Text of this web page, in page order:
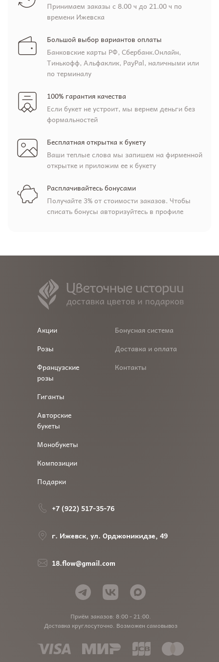
Принимаем заказы с 8.00 ч до 21.00 ч по
времени Ижевска
Большой выбор вариантов оплаты
Банковские карты РФ, Сбербанк.Онлайн,
Тинькофф, Альфаклик, PayPal, наличными или
по терминалу
100% гарантия качества
Если букет не устроит, мы вернем деньги без
формальностей
Бесплатная открытка к букету
Ваши теплые слова мы запишем на фирменной
открытке и приложим ее к букету
Расплачивайтесь бонусами
Получайте 3% от стоимости заказов. Чтобы
списать бонусы авторизуйтесь в профиле
Приём заказов: 8:00 - 21:00.
Доставка круглосуточно. Возможен самовывоз
Акции
Розы
Французские
розы
Гиганты
Авторские
букеты
Монобукеты
Композиции
Подарки
Бонусная система
Доставка и оплата
Контакты
+7 (922) 517-35-76
г. Ижевск, ул. Орджоникидзе, 49
18.flow@gmail.com